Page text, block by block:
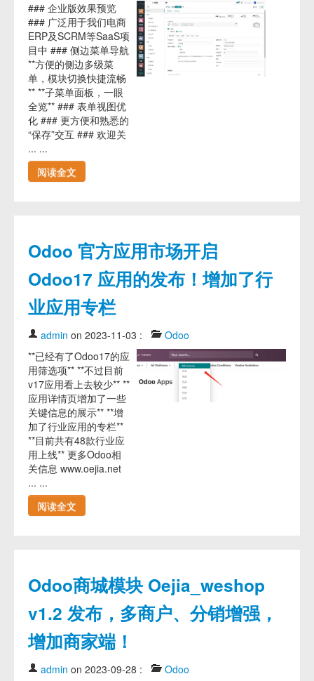
### 企业版效果预览
### 广泛用于我们电商
ERP及SCRM等SaaS项
目中 ### 侧边菜单导航
**方便的侧边多级菜
单，模块切换快捷流畅
** **子菜单面板，一眼
全览** ### 表单视图优
化 ### 更方便和熟悉的
“保存”交互 ### 欢迎关
... ...
阅读全文
Odoo 官方应用市场开启
Odoo17 应用的发布！增加了行
业应用专栏
admin on 2023-11-03 :
Odoo
**已经有了Odoo17的应
用筛选项** **不过目前
v17应用看上去较少** **
应用详情页增加了一些
关键信息的展示** **增
加了行业应用的专栏**
**目前共有48款行业应
用上线** 更多Odoo相
关信息 www.oejia.net
... ...
阅读全文
Odoo商城模块 Oejia_weshop
v1.2 发布，多商户、分销增强，
增加商家端！
admin on 2023-09-28 : Odoo